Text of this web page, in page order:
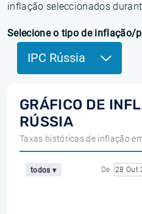
inflação seleccionados
Selecione o tipo de inflação/
IPC Rússia
GRÁFICO DE
RÚSSIA
Taxas históricas de inflação
todos ▾ De 28 Out